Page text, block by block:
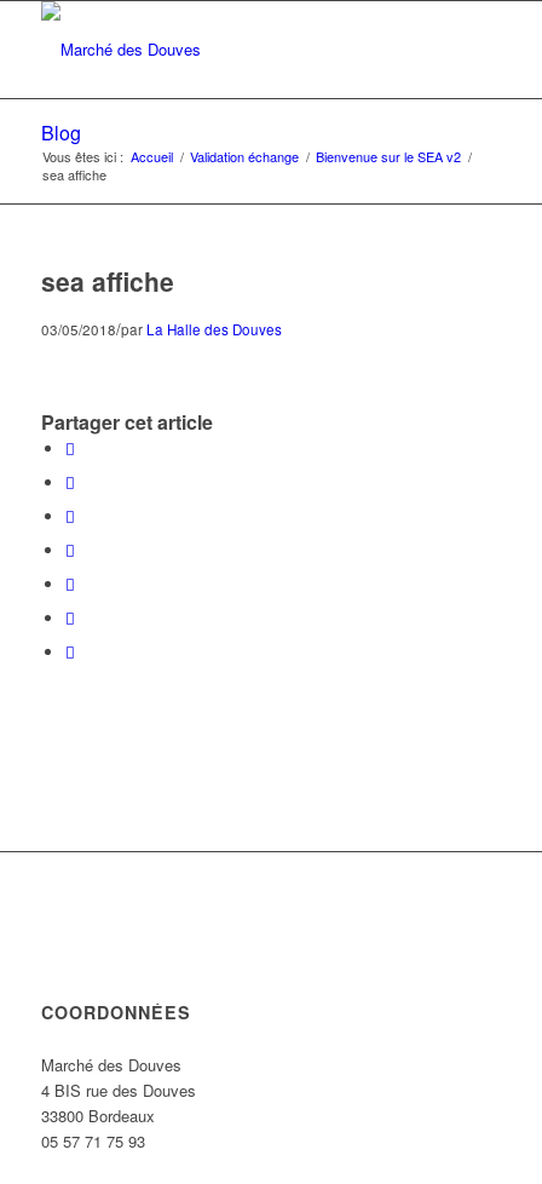
Blog
Vous êtes ici : Accueil / Validation échange / Bienvenue sur le SEA v2 /
sea affiche
sea affiche
03/05/2018/par La Halle des Douves
Partager cet article
COORDONNÉES
Marché des Douves
4 BIS rue des Douves
33800 Bordeaux
05 57 71 75 93